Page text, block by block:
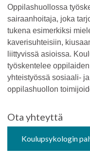
Oppilashuollossa
sairaanhoitaja, joka
tukena esimerkiksi
kaverisuhteisiin,
liittyvissä asioissa.
työskentelee
yhteistyössä sosiaali-
oppilashuollon
Ota yhteyttä
Koulupsykologin